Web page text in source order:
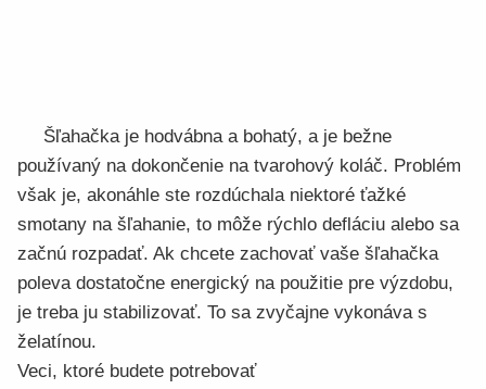
Šľahačka je hodvábna a bohatý, a je bežne
používaný na dokončenie na tvarohový koláč. Problém
však je, akonáhle ste rozdúchala niektoré ťažké
smotany na šľahanie, to môže rýchlo defláciu alebo sa
začnú rozpadať. Ak chcete zachovať vaše šľahačka
poleva dostatočne energický na použitie pre výzdobu,
je treba ju stabilizovať. To sa zvyčajne vykonáva s
želatínou.
Veci, ktoré budete potrebovať